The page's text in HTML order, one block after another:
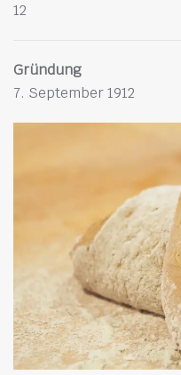
12
Gründung
7. September 1912